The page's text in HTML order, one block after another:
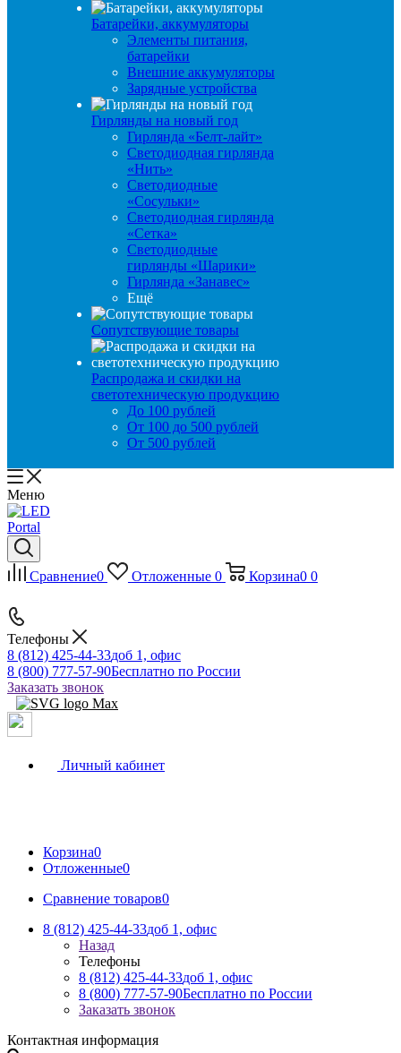
Батарейки, аккумуляторы
Элементы питания,
батарейки
Внешние аккумуляторы
Зарядные устройства
Гирлянды на новый год
Гирлянда «Белт-лайт»
Светодиодная гирлянда
«Нить»
Светодиодные
«Сосульки»
Светодиодная гирлянда
«Сетка»
Светодиодные
гирлянды «Шарики»
Гирлянда «Занавес»
Ещё
Сопутствующие товары
Распродажа и скидки на
светотехническую продукцию
До 100 рублей
От 100 до 500 рублей
От 500 рублей
Меню
Сравнение0 Отложенные 0 Корзина0 0
Телефоны
8 (812) 425-44-33доб 1, офис
8 (800) 777-57-90Бесплатно по России
Заказать звонок
Личный кабинет
Корзина0
Отложенные0
Сравнение товаров0
8 (812) 425-44-33доб 1, офис
Назад
Телефоны
8 (812) 425-44-33доб 1, офис
8 (800) 777-57-90Бесплатно по России
Заказать звонок
Контактная информация